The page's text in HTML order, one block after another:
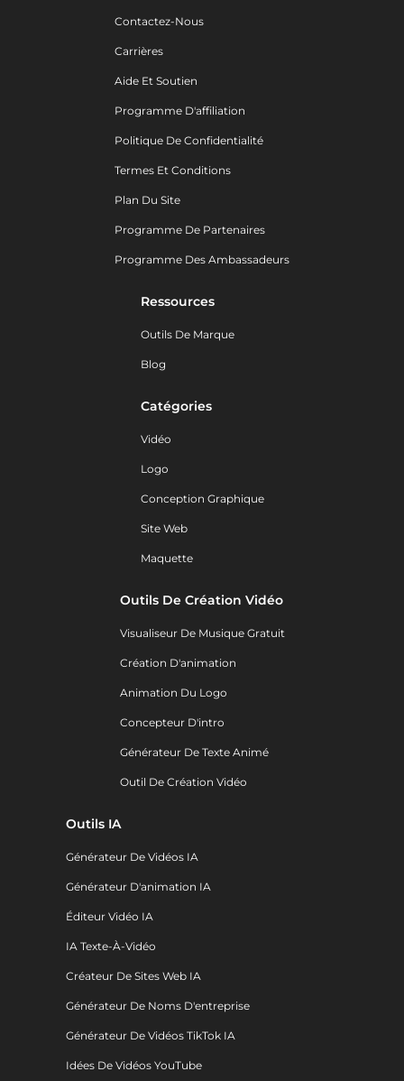
Contactez-Nous
Carrières
Aide Et Soutien
Programme D'affiliation
Politique De Confidentialité
Termes Et Conditions
Plan Du Site
Programme De Partenaires
Programme Des Ambassadeurs
Ressources
Outils De Marque
Blog
Catégories
Vidéo
Logo
Conception Graphique
Site Web
Maquette
Outils De Création Vidéo
Visualiseur De Musique Gratuit
Création D'animation
Animation Du Logo
Concepteur D'intro
Générateur De Texte Animé
Outil De Création Vidéo
Outils IA
Générateur De Vidéos IA
Générateur D'animation IA
Éditeur Vidéo IA
IA Texte-À-Vidéo
Créateur De Sites Web IA
Générateur De Noms D'entreprise
Générateur De Vidéos TikTok IA
Idées De Vidéos YouTube